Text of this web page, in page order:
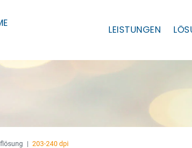
LEISTUNGEN
| 203-240 dpi